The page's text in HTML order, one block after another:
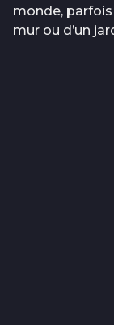
monde,
mur ou d’un